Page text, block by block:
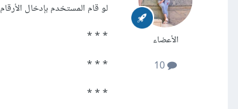
الأعضاء
لو قام المستخدم بإدخال الأرقام 3 و 5، فيتم طباعة التالي:
* * *
* * *
* * *